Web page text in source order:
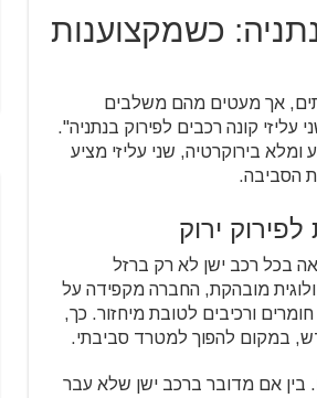
כשמקצוענות
אך מעטים מהם משלבים
קונה רכבים לפירוק בנתניה".
ומלא בירוקרטיה, שני עליזי מציע
הסביבה.
ירוק
בכל רכב ישן לא רק ברזל
מובהקת, החברה מקפידה על
ורכיבים לטובת מיחזור. כך,
במקום להפוך למטרד סביבתי.
בין אם מדובר ברכב ישן שלא עבר